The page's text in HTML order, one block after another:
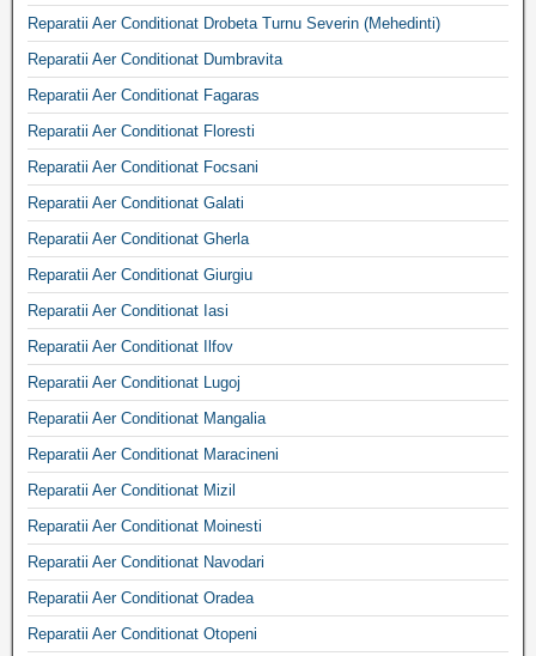
Reparatii Aer Conditionat Drobeta Turnu Severin (Mehedinti)
Reparatii Aer Conditionat Dumbravita
Reparatii Aer Conditionat Fagaras
Reparatii Aer Conditionat Floresti
Reparatii Aer Conditionat Focsani
Reparatii Aer Conditionat Galati
Reparatii Aer Conditionat Gherla
Reparatii Aer Conditionat Giurgiu
Reparatii Aer Conditionat Iasi
Reparatii Aer Conditionat Ilfov
Reparatii Aer Conditionat Lugoj
Reparatii Aer Conditionat Mangalia
Reparatii Aer Conditionat Maracineni
Reparatii Aer Conditionat Mizil
Reparatii Aer Conditionat Moinesti
Reparatii Aer Conditionat Navodari
Reparatii Aer Conditionat Oradea
Reparatii Aer Conditionat Otopeni